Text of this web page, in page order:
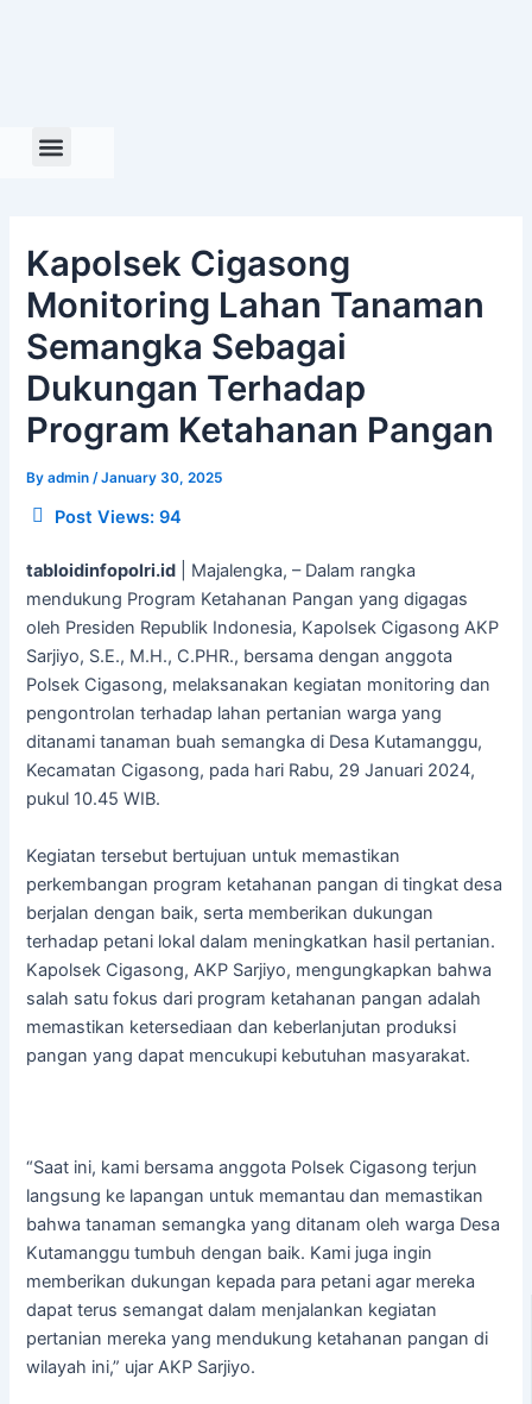
Kapolsek Cigasong
Monitoring Lahan Tanaman
Semangka Sebagai
Dukungan Terhadap
Program Ketahanan Pangan
Byadmin /January 30, 2025
Post Views: 94
tabloidinfopolri.id | Majalengka, – Dalam rangka
mendukung Program Ketahanan Pangan yang digagas
oleh Presiden Republik Indonesia, Kapolsek Cigasong AKP
Sarjiyo, S.E., M.H., C.PHR., bersama dengan anggota
Polsek Cigasong, melaksanakan kegiatan monitoring dan
pengontrolan terhadap lahan pertanian warga yang
ditanami tanaman buah semangka di Desa Kutamanggu,
Kecamatan Cigasong, pada hari Rabu, 29 Januari 2024,
pukul 10.45 WIB.
Kegiatan tersebut bertujuan untuk memastikan
perkembangan program ketahanan pangan di tingkat desa
berjalan dengan baik, serta memberikan dukungan
terhadap petani lokal dalam meningkatkan hasil pertanian.
Kapolsek Cigasong, AKP Sarjiyo, mengungkapkan bahwa
salah satu fokus dari program ketahanan pangan adalah
memastikan ketersediaan dan keberlanjutan produksi
pangan yang dapat mencukupi kebutuhan masyarakat.
“Saat ini, kami bersama anggota Polsek Cigasong terjun
langsung ke lapangan untuk memantau dan memastikan
bahwa tanaman semangka yang ditanam oleh warga Desa
Kutamanggu tumbuh dengan baik. Kami juga ingin
memberikan dukungan kepada para petani agar mereka
dapat terus semangat dalam menjalankan kegiatan
pertanian mereka yang mendukung ketahanan pangan di
wilayah ini,” ujar AKP Sarjiyo.